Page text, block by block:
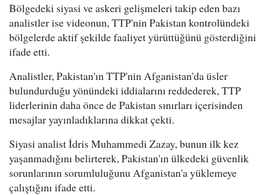
Bölgedeki siyasi ve askeri gelişmeleri takip eden bazı
analistler ise videonun, TTP'nin Pakistan kontrolündeki
bölgelerde aktif şekilde faaliyet yürüttüğünü gösterdiğini
ifade etti.
Analistler, Pakistan'ın TTP'nin Afganistan'da üsler
bulundurduğu yönündeki iddialarını reddederek, TTP
liderlerinin daha önce de Pakistan sınırları içerisinden
mesajlar yayınladıklarına dikkat çekti.
Siyasi analist İdris Muhammedi Zazay, bunun ilk kez
yaşanmadığını belirterek, Pakistan'ın ülkedeki güvenlik
sorunlarının sorumluluğunu Afganistan'a yüklemeye
çalıştığını ifade etti.